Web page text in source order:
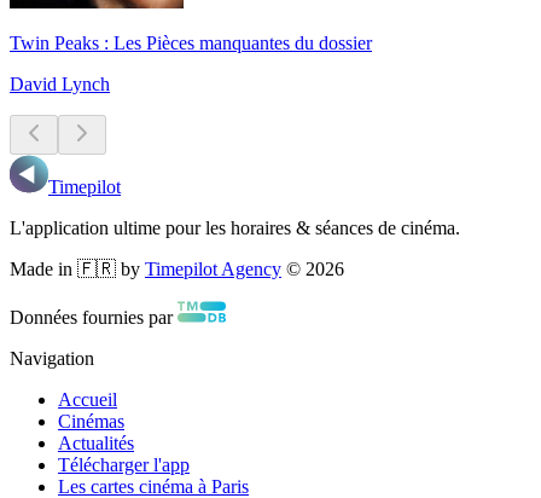
Twin Peaks : Les Pièces manquantes du dossier
David Lynch
Timepilot
L'application ultime pour les horaires & séances de cinéma.
Made in 🇫🇷 by Timepilot Agency © 2026
Données fournies par
Navigation
Accueil
Cinémas
Actualités
Télécharger l'app
Les cartes cinéma à Paris